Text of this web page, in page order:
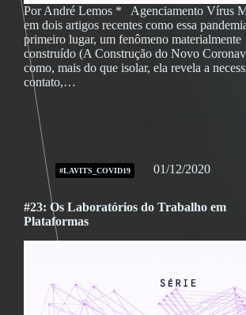
Por André Lemos * Agenciamento Vírus
em dois artigos recentes como essa
primeiro lugar, um fenômeno materialmente
construído (A Construção do Novo
como, mais do que isolar, ela revela a
contato,…
#LAVITS_COVID19 01/12/2020
#23: Os Laboratórios do Trabalho em
Plataformas